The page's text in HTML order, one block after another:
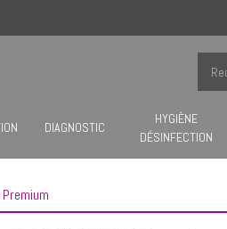
DIAGNOSTIC
HYGIÈNE
DÉSINFECTION